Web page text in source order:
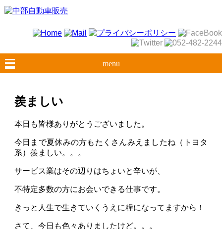
menu
羨ましい
本日も皆様ありがとうございました。
今日まで夏休みの方もたくさんみえましたね（トヨタ
系）羨ましい。。。
サービス業はその辺りはちょいと辛いが、
不特定多数の方にお会いできる仕事です。
きっと人生で生きていくうえに糧になってますから！
さて、今日も色々ありましたけど。。。